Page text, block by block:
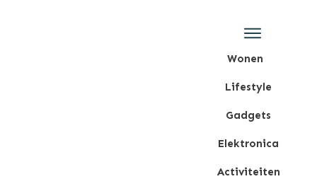
Wonen
Lifestyle
Gadgets
Elektronica
Activiteiten